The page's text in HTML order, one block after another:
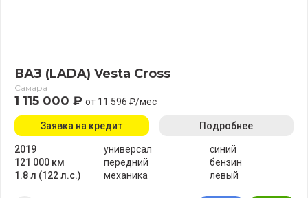
ВАЗ (LADA) Vesta Cross
Самара
1 115 000 ₽ от 11 596 ₽/мес
2019
121 000 км
1.8 л (122 л.с.)
универсал
передний
механика
синий
бензин
левый
Заявка на кредит Подробнее